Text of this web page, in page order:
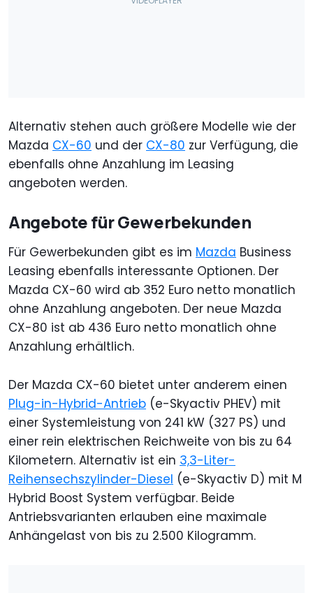
Alternativ stehen auch größere Modelle wie der
Mazda CX-60 und der CX-80 zur Verfügung, die
ebenfalls ohne Anzahlung im Leasing
angeboten werden.
Angebote für Gewerbekunden
Für Gewerbekunden gibt es im Mazda Business
Leasing ebenfalls interessante Optionen. Der
Mazda CX-60 wird ab 352 Euro netto monatlich
ohne Anzahlung angeboten. Der neue Mazda
CX-80 ist ab 436 Euro netto monatlich ohne
Anzahlung erhältlich.
Der Mazda CX-60 bietet unter anderem einen
Plug-in-Hybrid-Antrieb (e-Skyactiv PHEV) mit
einer Systemleistung von 241 kW (327 PS) und
einer rein elektrischen Reichweite von bis zu 64
Kilometern. Alternativ ist ein 3,3-Liter-
Reihensechszylinder-Diesel (e-Skyactiv D) mit M
Hybrid Boost System verfügbar. Beide
Antriebsvarianten erlauben eine maximale
Anhängelast von bis zu 2.500 Kilogramm.